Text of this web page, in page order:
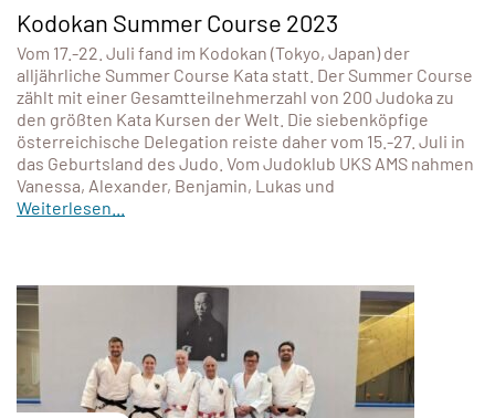
Kodokan Summer Course 2023
Vom 17.-22. Juli fand im Kodokan (Tokyo, Japan) der
alljährliche Summer Course Kata statt. Der Summer Course
zählt mit einer Gesamtteilnehmerzahl von 200 Judoka zu
den größten Kata Kursen der Welt. Die siebenköpfige
österreichische Delegation reiste daher vom 15.-27. Juli in
das Geburtsland des Judo. Vom Judoklub UKS AMS nahmen
Vanessa, Alexander, Benjamin, Lukas und
Weiterlesen...